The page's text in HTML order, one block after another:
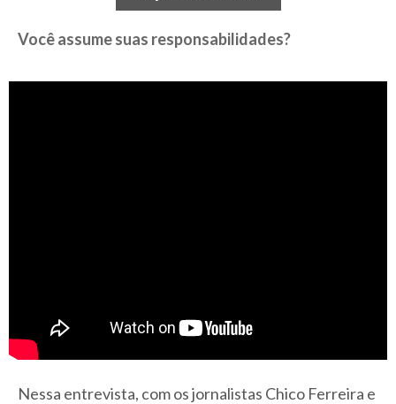
Você assume suas responsabilidades?
Nessa entrevista, com os jornalistas Chico Ferreira e